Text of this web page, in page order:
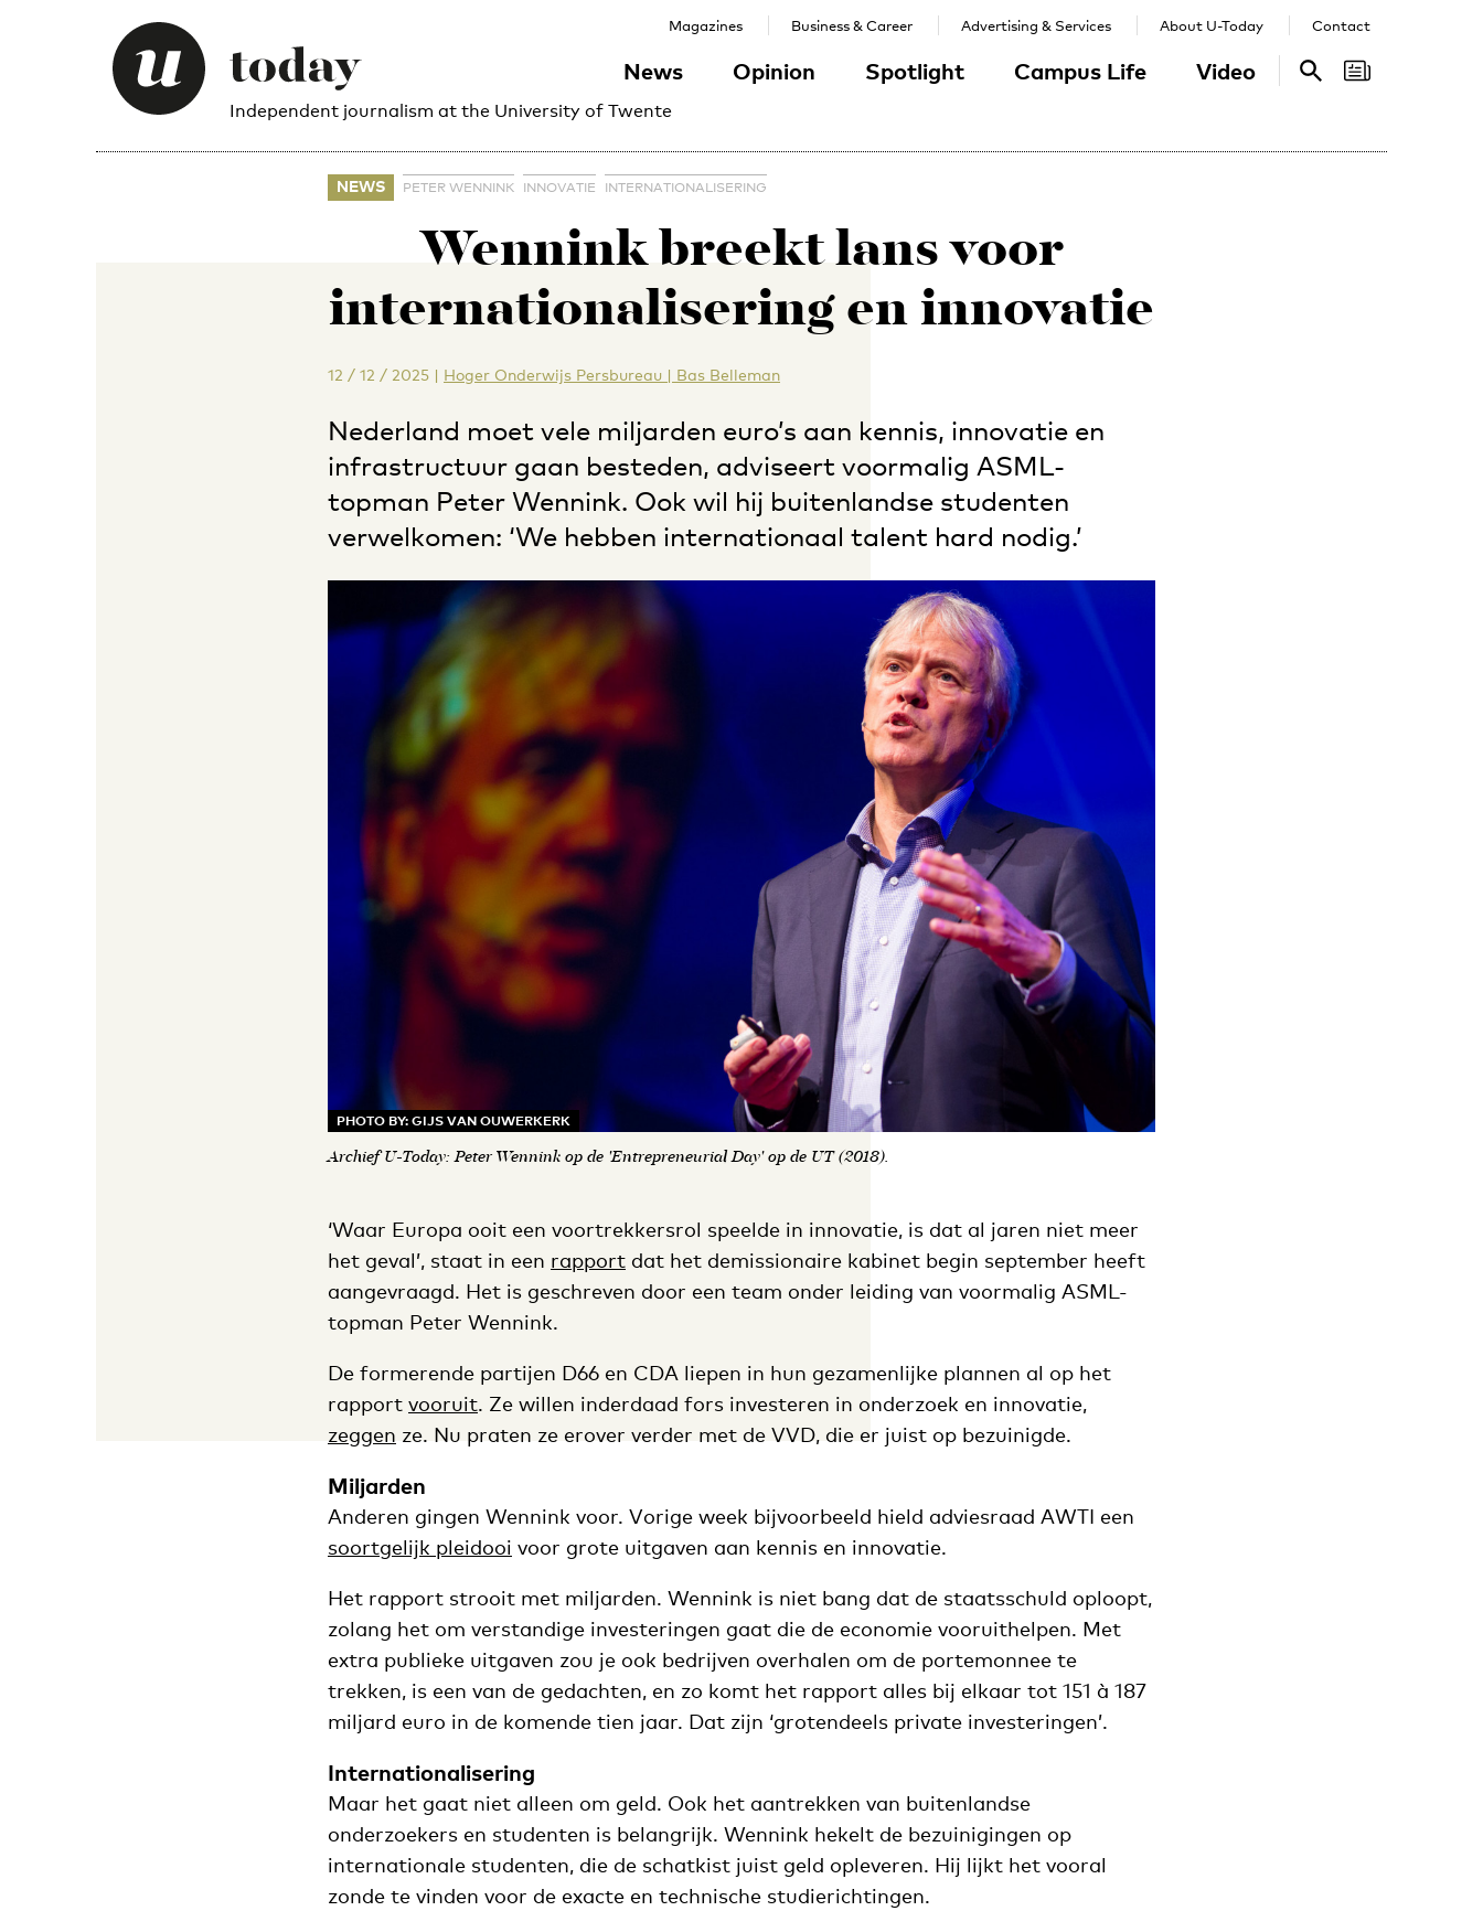
Independent journalism at the University of Twente
News Opinion Spotlight Campus Life Video
Magazines Business & Career Advertising & Services About U-Today Contact
Search
NEWS PETER WENNINK INNOVATIE INTERNATIONALISERING
Wennink breekt lans voor
internationalisering en innovatie
12 / 12 / 2025 | Hoger Onderwijs Persbureau | Bas Belleman
Nederland moet vele miljarden euro’s aan kennis, innovatie en
infrastructuur gaan besteden, adviseert voormalig ASML-
topman Peter Wennink. Ook wil hij buitenlandse studenten
verwelkomen: ‘We hebben internationaal talent hard nodig.’
PHOTO BY: GIJS VAN OUWERKERK
Archief U-Today: Peter Wennink op de 'Entrepreneurial Day' op de UT (2018).
‘Waar Europa ooit een voortrekkersrol speelde in innovatie, is dat al jaren niet meer
het geval’, staat in een rapport dat het demissionaire kabinet begin september heeft
aangevraagd. Het is geschreven door een team onder leiding van voormalig ASML-
topman Peter Wennink.
De formerende partijen D66 en CDA liepen in hun gezamenlijke plannen al op het
rapport vooruit. Ze willen inderdaad fors investeren in onderzoek en innovatie,
zeggen ze. Nu praten ze erover verder met de VVD, die er juist op bezuinigde.
Miljarden
Anderen gingen Wennink voor. Vorige week bijvoorbeeld hield adviesraad AWTI een
soortgelijk pleidooi voor grote uitgaven aan kennis en innovatie.
Het rapport strooit met miljarden. Wennink is niet bang dat de staatsschuld oploopt,
zolang het om verstandige investeringen gaat die de economie vooruithelpen. Met
extra publieke uitgaven zou je ook bedrijven overhalen om de portemonnee te
trekken, is een van de gedachten, en zo komt het rapport alles bij elkaar tot 151 à 187
miljard euro in de komende tien jaar. Dat zijn ‘grotendeels private investeringen’.
Internationalisering
Maar het gaat niet alleen om geld. Ook het aantrekken van buitenlandse
onderzoekers en studenten is belangrijk. Wennink hekelt de bezuinigingen op
internationale studenten, die de schatkist juist geld opleveren. Hij lijkt het vooral
zonde te vinden voor de exacte en technische studierichtingen.